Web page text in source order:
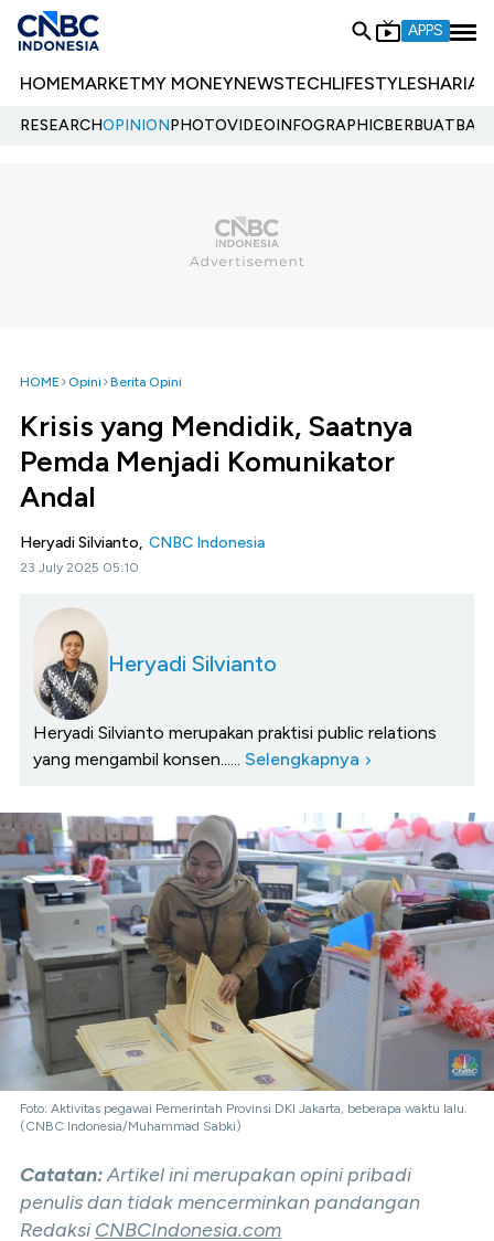
APPS
HOMEMARKETMY MONEYNEWSTECHLIFESTYLESHARIA
RESEARCHOPINIONPHOTOVIDEOINFOGRAPHIC
HOME Opini Berita Opini
Krisis yang Mendidik, Saatnya
Pemda Menjadi Komunikator
Andal
Heryadi Silvianto, CNBC Indonesia
23 July 2025 05:10
Heryadi Silvianto
Heryadi Silvianto merupakan praktisi public relations
yang mengambil konsen...... Selengkapnya
Foto: Aktivitas pegawai Pemerintah Provinsi DKI Jakarta, beberapa waktu lalu.
(CNBC Indonesia/Muhammad Sabki)
Catatan:Artikel ini merupakan opini pribadi
penulis dan tidak mencerminkan pandangan
Redaksi CNBCIndonesia.com